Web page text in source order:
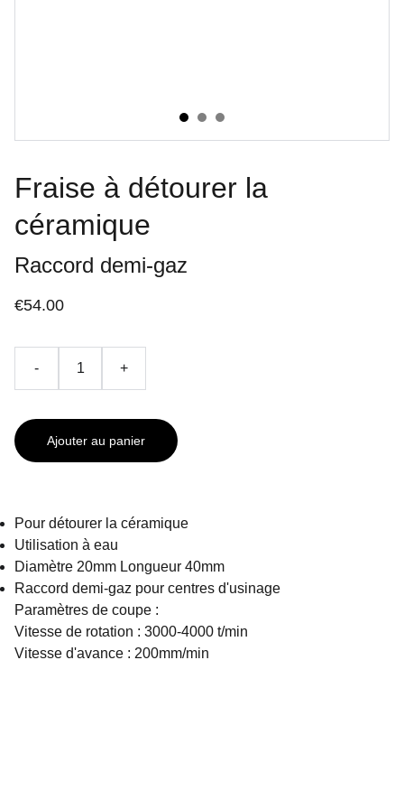
Fraise à détourer la
céramique
Raccord demi-gaz
€54.00
- +
Ajouter au panier
Pour détourer la céramique
Utilisation à eau
Diamètre 20mm Longueur 40mm
Raccord demi-gaz pour centres d'usinage
Paramètres de coupe :
Vitesse de rotation : 3000-4000 t/min
Vitesse d'avance : 200mm/min